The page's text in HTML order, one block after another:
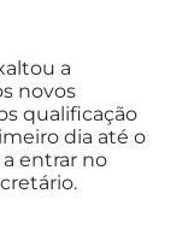
a
novos
qualificação
dia até o
entrar no